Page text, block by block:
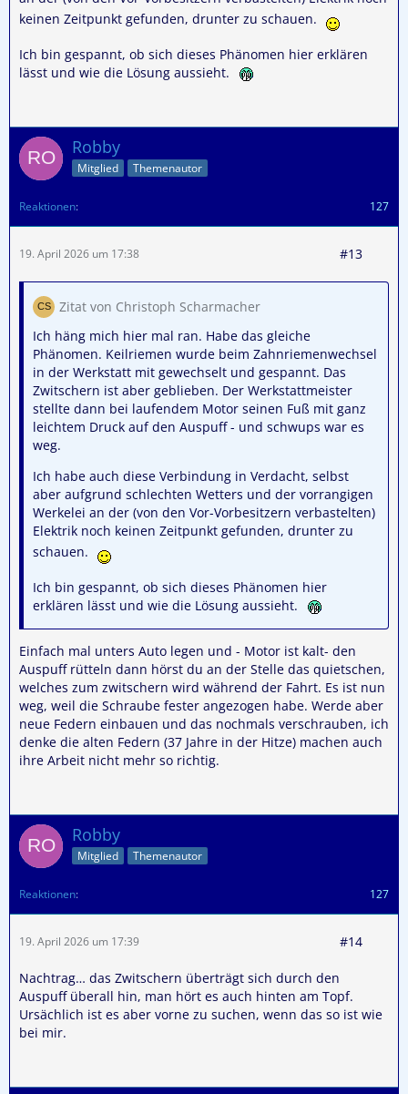
keinen Zeitpunkt gefunden, drunter zu schauen.
Ich bin gespannt, ob sich dieses Phänomen hier erklären
lässt und wie die Lösung aussieht.
Robby
Mitglied Themenautor
Reaktionen 127
19. April 2026 um 17:38 #13
Zitat von Christoph Scharmacher
Ich häng mich hier mal ran. Habe das gleiche
Phänomen. Keilriemen wurde beim Zahnriemenwechsel
in der Werkstatt mit gewechselt und gespannt. Das
Zwitschern ist aber geblieben. Der Werkstattmeister
stellte dann bei laufendem Motor seinen Fuß mit ganz
leichtem Druck auf den Auspuff - und schwups war es
weg.
Ich habe auch diese Verbindung in Verdacht, selbst
aber aufgrund schlechten Wetters und der vorrangigen
Werkelei an der (von den Vor-Vorbesitzern verbastelten)
Elektrik noch keinen Zeitpunkt gefunden, drunter zu
schauen.
Ich bin gespannt, ob sich dieses Phänomen hier
erklären lässt und wie die Lösung aussieht.
Einfach mal unters Auto legen und - Motor ist kalt- den
Auspuff rütteln dann hörst du an der Stelle das quietschen,
welches zum zwitschern wird während der Fahrt. Es ist nun
weg, weil die Schraube fester angezogen habe. Werde aber
neue Federn einbauen und das nochmals verschrauben, ich
denke die alten Federn (37 Jahre in der Hitze) machen auch
ihre Arbeit nicht mehr so richtig.
Robby
Mitglied Themenautor
Reaktionen 127
19. April 2026 um 17:39 #14
Nachtrag… das Zwitschern überträgt sich durch den
Auspuff überall hin, man hört es auch hinten am Topf.
Ursächlich ist es aber vorne zu suchen, wenn das so ist wie
bei mir.